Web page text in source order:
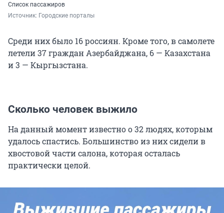
Список пассажиров
Источник: Городские порталы
Среди них было 16 россиян. Кроме того, в самолете
летели 37 граждан Азербайджана, 6 — Казахстана
и 3 — Кыргызстана.
Сколько человек выжило
На данный момент известно о 32 людях, которым
удалось спастись. Большинство из них сидели в
хвостовой части салона, которая осталась
практически целой.